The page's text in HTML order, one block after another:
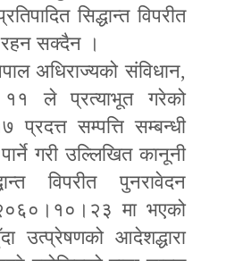
सिद्धान्त विपरीत
सक्दैन ।
अधिराज्यको संविधान,
ले प्रत्याभूत गरेको
प्रदत्त सम्पत्ति सम्बन्धी
गरी उल्लिखित कानूनी
विपरीत पुनरावेदन
मा भएको
उत्प्रेषणको आदेशद्धारा